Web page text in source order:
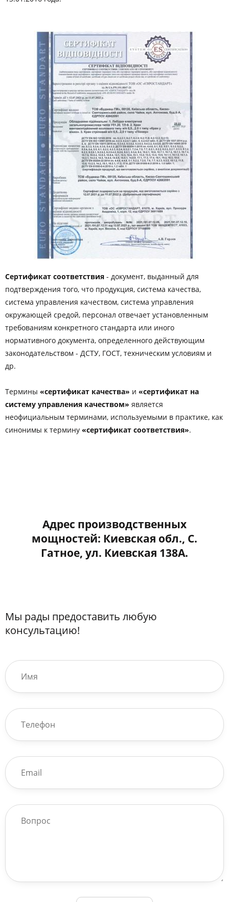
Сертификат соответствия - документ, выданный для
подтверждения того, что продукция, система качества,
система управления качеством, система управления
окружающей средой, персонал отвечает установленным
требованиям конкретного стандарта или иного
нормативного документа, определенного действующим
законодательством - ДСТУ, ГОСТ, техническим условиям и
др.
Термины «сертификат качества» и «сертификат на
систему управления качеством» является
неофициальным терминами, используемыми в практике, как
синонимы к термину «сертификат соответствия».
Адрес производственных
мощностей: Киевская обл., С.
Гатное, ул. Киевская 138А.
Мы рады предоставить любую
консультацию!